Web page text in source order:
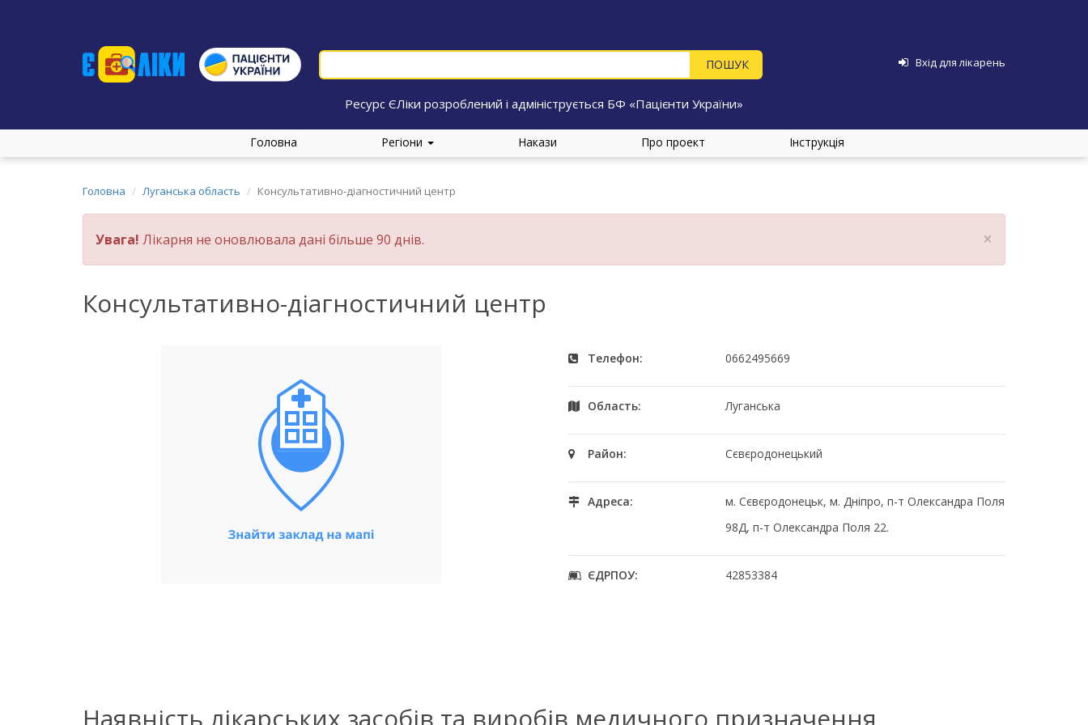
Вхід для лікарень
Ресурс ЄЛіки розроблений і адмініструється БФ «Пацієнти України»
Головна Регіони Накази Про проект Інструкція
Головна Луганська область Консультативно-діагностичний центр
×
Увага! Лікарня не оновлювала дані більше 90 днів.
Консультативно-діагностичний центр
Телефон: 0662495669
Область: Луганська
Район: Сєвєродонецький
Адреса:
м. Сєвєродонецьк, м. Дніпро, п-т Олександра Поля
98Д, п-т Олександра Поля 22.
ЄДРПОУ: 42853384
Наявність лікарських засобів та виробів медичного призначення